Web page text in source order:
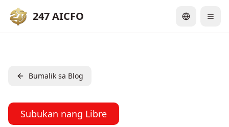
247 AICFO
Bumalik sa Blog
Subukan nang Libre